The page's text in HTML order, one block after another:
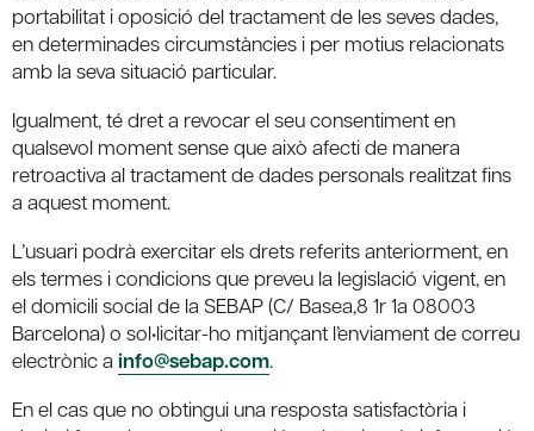
portabilitat i oposició del tractament de les seves dades,
en determinades circumstàncies i per motius relacionats
amb la seva situació particular.
Igualment, té dret a revocar el seu consentiment en
qualsevol moment sense que això afecti de manera
retroactiva al tractament de dades personals realitzat fins
a aquest moment.
L’usuari podrà exercitar els drets referits anteriorment, en
els termes i condicions que preveu la legislació vigent, en
el domicili social de la SEBAP (C/ Basea,8 1r 1a 08003
Barcelona) o sol•licitar-ho mitjançant l’enviament de correu
electrònic a info@sebap.com.
En el cas que no obtingui una resposta satisfactòria i